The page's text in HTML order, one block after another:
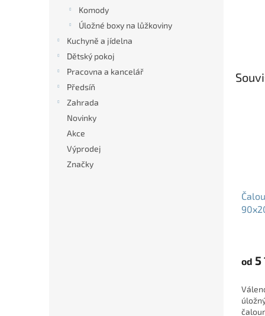
Komody
Úložné boxy na lůžkoviny
Kuchyně a jídelna
Dětský pokoj
Pracovna a kancelář
Předsíň
Zahrada
Novinky
Akce
Výprodej
Značky
od 5